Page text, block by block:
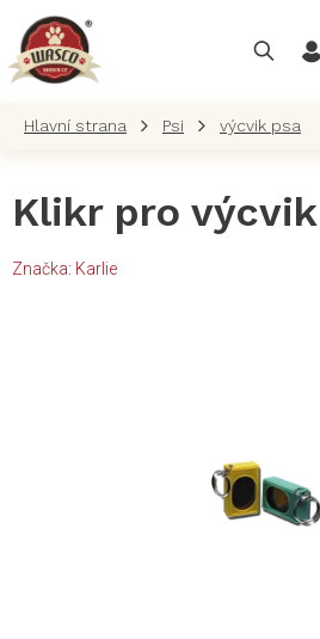
obsah
Psi výcvik psa
Klikr pro
Značka: Karlie